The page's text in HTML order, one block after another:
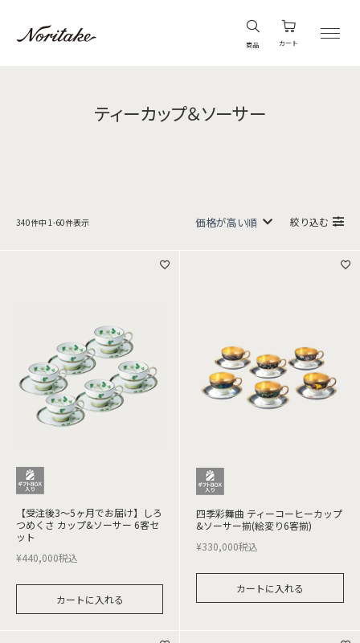
商品 カート
ティーカップ＆ソーサー
340件中 1 -60件表示 絞り込む
【受注後3～5ヶ月でお届け】しろ
つめくさ カップ&ソーサー 6客セ
ット
¥440,000税込
カートに入れる
四季彩舞曲 ティーコーヒーカップ
&ソーサー揃(絵変り6客揃)
¥330,000税込
カートに入れる